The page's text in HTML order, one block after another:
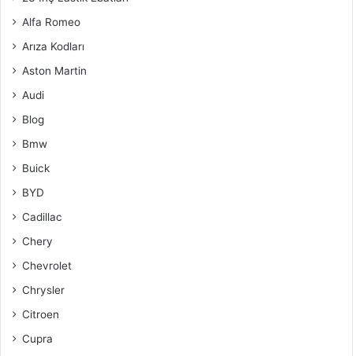
Alfa Romeo
Arıza Kodları
Aston Martin
Audi
Blog
Bmw
Buick
BYD
Cadillac
Chery
Chevrolet
Chrysler
Citroen
Cupra